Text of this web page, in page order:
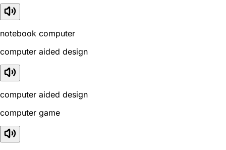
notebook computer
computer aided design
computer aided design
computer game